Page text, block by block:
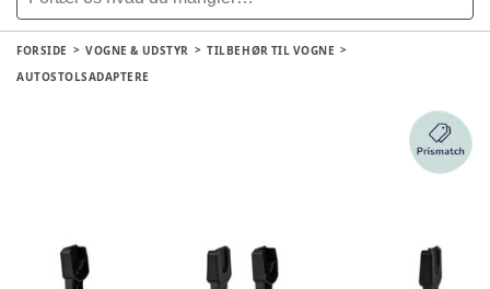
FORSIDE VOGNE & UDSTYR
TILBEHØR TIL VOGNE
AUTOSTOLSADAPTERE